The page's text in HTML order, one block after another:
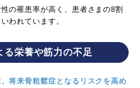
の罹患率が高く、患者さまの8割
われています。
る栄養や筋力の不足
将来骨粗鬆症となるリスクを高め